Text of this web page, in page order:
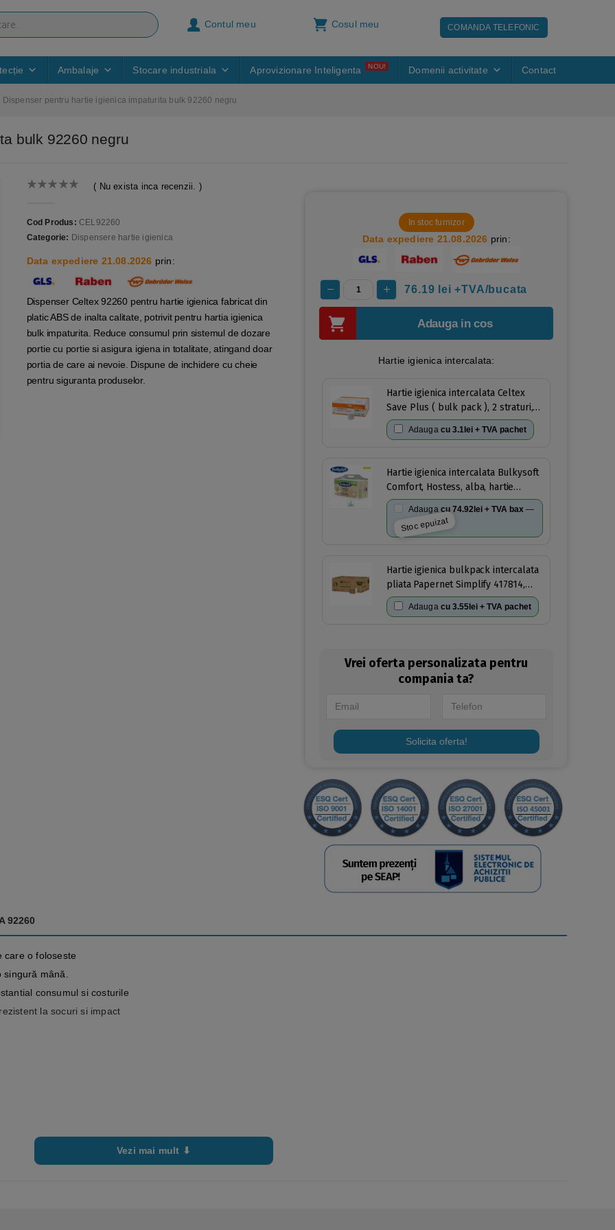
Contul meu Cosul meu COMANDA TELEFONIC
Ambalaje Stocare industriala Aprovizionare Inteligenta NOU! Domenii activitate Contact
Dispenser pentru hartie igienica impaturita bulk 92260 negru
bulk 92260 negru
( Nu exista inca recenzii. )
Cod Produs:CEL92260
Categorie: Dispensere hartie igienica
Data expediere 21.08.2026 prin:
Dispenser Celtex 92260 pentru hartie igienica fabricat din
platic ABS de inalta calitate, potrivit pentru hartia igienica
bulk impaturita. Reduce consumul prin sistemul de dozare
portie cu portie si asigura igiena in totalitate, atingand doar
portia de care ai nevoie. Dispune de inchidere cu cheie
pentru siguranta produselor.
In stoc furnizor
Data expediere 21.08.2026 prin:
76.19 lei +TVA/bucata
Adauga in cos
Hartie igienica intercalata:
Hartie igienica intercalata Celtex
Save Plus ( bulk pack ), 2 straturi,
250 buc / pach, 36 pach/bax
Adaugacu3.1lei + TVA pachet
Hartie igienica intercalata Bulkysoft
Comfort, Hostess, alba, hartie
reciclata deinked 250
portii/pachet,19x11cm, 24
pachete/bax, certificata Ecolabel
Adaugacu74.92lei + TVA bax —
Stoc epuizat
Hartie igienica bulkpack intercalata
pliata Papernet Simplify 417814,
dizolvabila in apa, 2 straturi, alb,
celuloza, 19.4 x 11 cm, certificare
Adaugacu3.55lei + TVA pachet
Vrei oferta personalizata pentru
compania ta?
Solicita oferta!
92260
care o foloseste
mână.
consumul si costurile
la socuri si impact
Vezi mai mult ⬇